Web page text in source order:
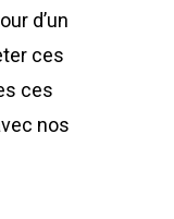
d’un
ces
ces
nos